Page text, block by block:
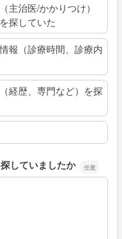
主治医/かかりつけ）
探していた
報（診療時間、診療内
経歴、専門など）を探
していましたか
していましたか